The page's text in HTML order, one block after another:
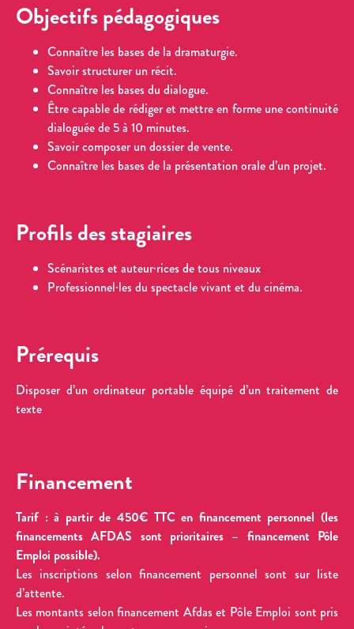
Objectifs pédagogiques
Connaître les bases de la dramaturgie.
Savoir structurer un récit.
Connaître les bases du dialogue.
Être capable de rédiger et mettre en forme une continuité
dialoguée de 5 à 10 minutes.
Savoir composer un dossier de vente.
Connaître les bases de la présentation orale d’un projet.
Profils des stagiaires
Scénaristes et auteur·rices de tous niveaux
Professionnel·les du spectacle vivant et du cinéma.
Prérequis
Disposer d’un ordinateur portable équipé d’un traitement de
texte
Financement
Tarif : à partir de 450€ TTC en financement personnel (les
financements AFDAS sont prioritaires – financement Pôle
Emploi possible).
Les inscriptions selon financement personnel sont sur liste
d’attente.
Les montants selon financement Afdas et Pôle Emploi sont pris